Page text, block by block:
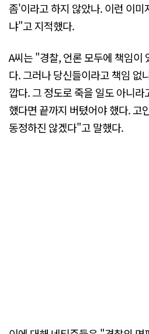
좀'이라고 하지 않았나. 이런 이
냐"고 지적했다.
A씨는 "경찰, 언론 모두에 책임이
다. 그러나 당신들이라고 책임
깝다. 그 정도로 죽을 일도 아니
했다면 끝까지 버텼어야 했다. 고
동정하진 않겠다"고 말했다.